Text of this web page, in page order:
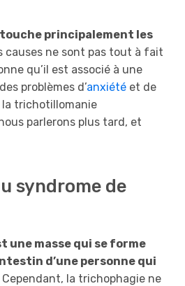
principalement les
causes ne sont pas tout à fait
qu’il est associé à une
problèmes d’anxiété et de
la trichotillomanie
parlerons plus tard, et
syndrome de
une masse qui se forme
d’une personne qui
Cependant, la trichophagie ne